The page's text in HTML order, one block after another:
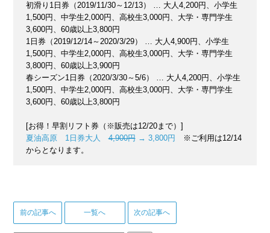
初滑り1日券（2019/11/30～12/13） … 大人4,200円、小学生
1,500円、中学生2,000円、高校生3,000円、大学・専門学生
3,600円、60歳以上3,800円
1日券（2019/12/14～2020/3/29） … 大人4,900円、小学生
1,500円、中学生2,000円、高校生3,000円、大学・専門学生
3,800円、60歳以上3,900円
春シーズン1日券（2020/3/30～5/6） … 大人4,200円、小学生
1,500円、中学生2,000円、高校生3,000円、大学・専門学生
3,600円、60歳以上3,800円
[お得！早割リフト券（※販売は12/20まで）]
夏油高原 1日券大人4,900円→ 3,800円
※ご利用は12/14
からとなります。
前の記事へ 一覧へ 次の記事へ